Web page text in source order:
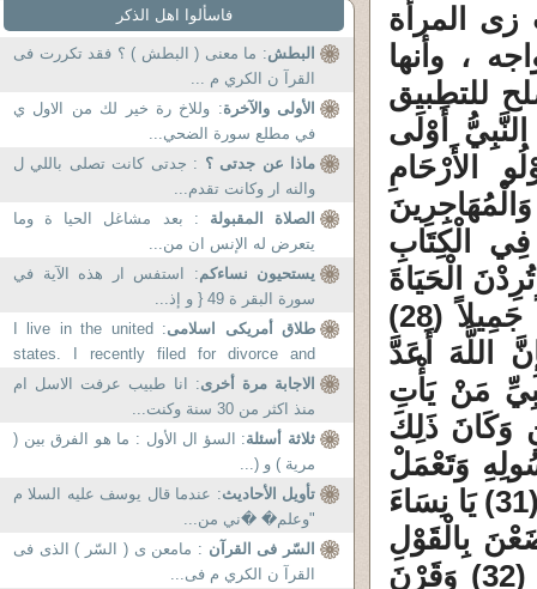
المرأة
، وأنها
للتطبيق
النَّبِيُّ أَوْلَى
الأَرْحَامِ
فِي الْكِتَابِ
الْحَيَاةَ
الدُّنْيَا وَزِينَتَهَا فَتَعَالَيْنَ أُمَتِّعْكُنَّ وَأُسَرِّحْكُنَّ سَرَاحاً جَمِيلاً (28)
اللَّهَ أَعَدَّ
يَا نِسَاءَ النَّبِيِّ مَنْ يَأْتِ
وَكَانَ ذَلِكَ
وَرَسُولِهِ وَتَعْمَلْ
صَالِحاً نُؤْتِهَا أَجْرَهَا مَرَّتَيْنِ وَأَعْتَدْنَا لَهَا رِزْقاً كَرِيماً (31) يَا نِسَاءَ
بِالْقَوْلِ
فَيَطْمَعَ الَّذِي فِي قَلْبِهِ مَرَضٌ وَقُلْنَ قَوْلاً مَعْرُوفاً (32) وَقَرْنَ
فاسألوا اهل الذكر
البطش: ما معنى ( البطش ) ؟ فقد تكررت فى
القرآ ن الكري م ...
الأولى والآخرة: وللاخ رة خير لك من الاول ي
في مطلع سورة الضحي...
ماذا عن جدتى ؟ : جدتى كانت تصلى باللي ل
والنه ار وكانت تقدم...
الصلاة المقبولة : بعد مشاغل الحيا ة وما
يتعرض له الإنس ان من...
يستحيون نساءكم: استفس ار هذه الآية في
سورة البقر ة 49 { و إذ...
طلاق أمريكى اسلامى
: I live in the united
states. I recently filed for divorce and
according to my lawyer I will...
الاجابة مرة أخرى: انا طبيب عرفت الاسل ام
منذ اكثر من 30 سنة وكنت...
ثلاثة أسئلة: السؤ ال الأول : ما هو الفرق بين (
مرية ) و (...
تأويل الأحاديث: عندما قال يوسف عليه السلا م
"وعلم� �ني من...
السّر فى القرآن : مامعن ى ( السّر ) الذى فى
القرآ ن الكري م فى...